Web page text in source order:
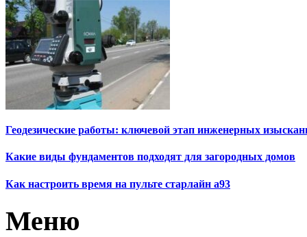
Геодезические работы: ключевой этап инженерных
Какие виды фундаментов подходят для загородных домов
Как настроить время на пульте старлайн а93
Меню